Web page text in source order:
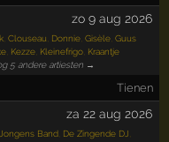
zo 9 aug 2026
,Clouseau Donnie ,Gisèle ,Guus
Kezze Kleinefrigo Kraantje
5 andere artiesten →
Tienen
za 22 aug 2026
Band De Zingende DJ